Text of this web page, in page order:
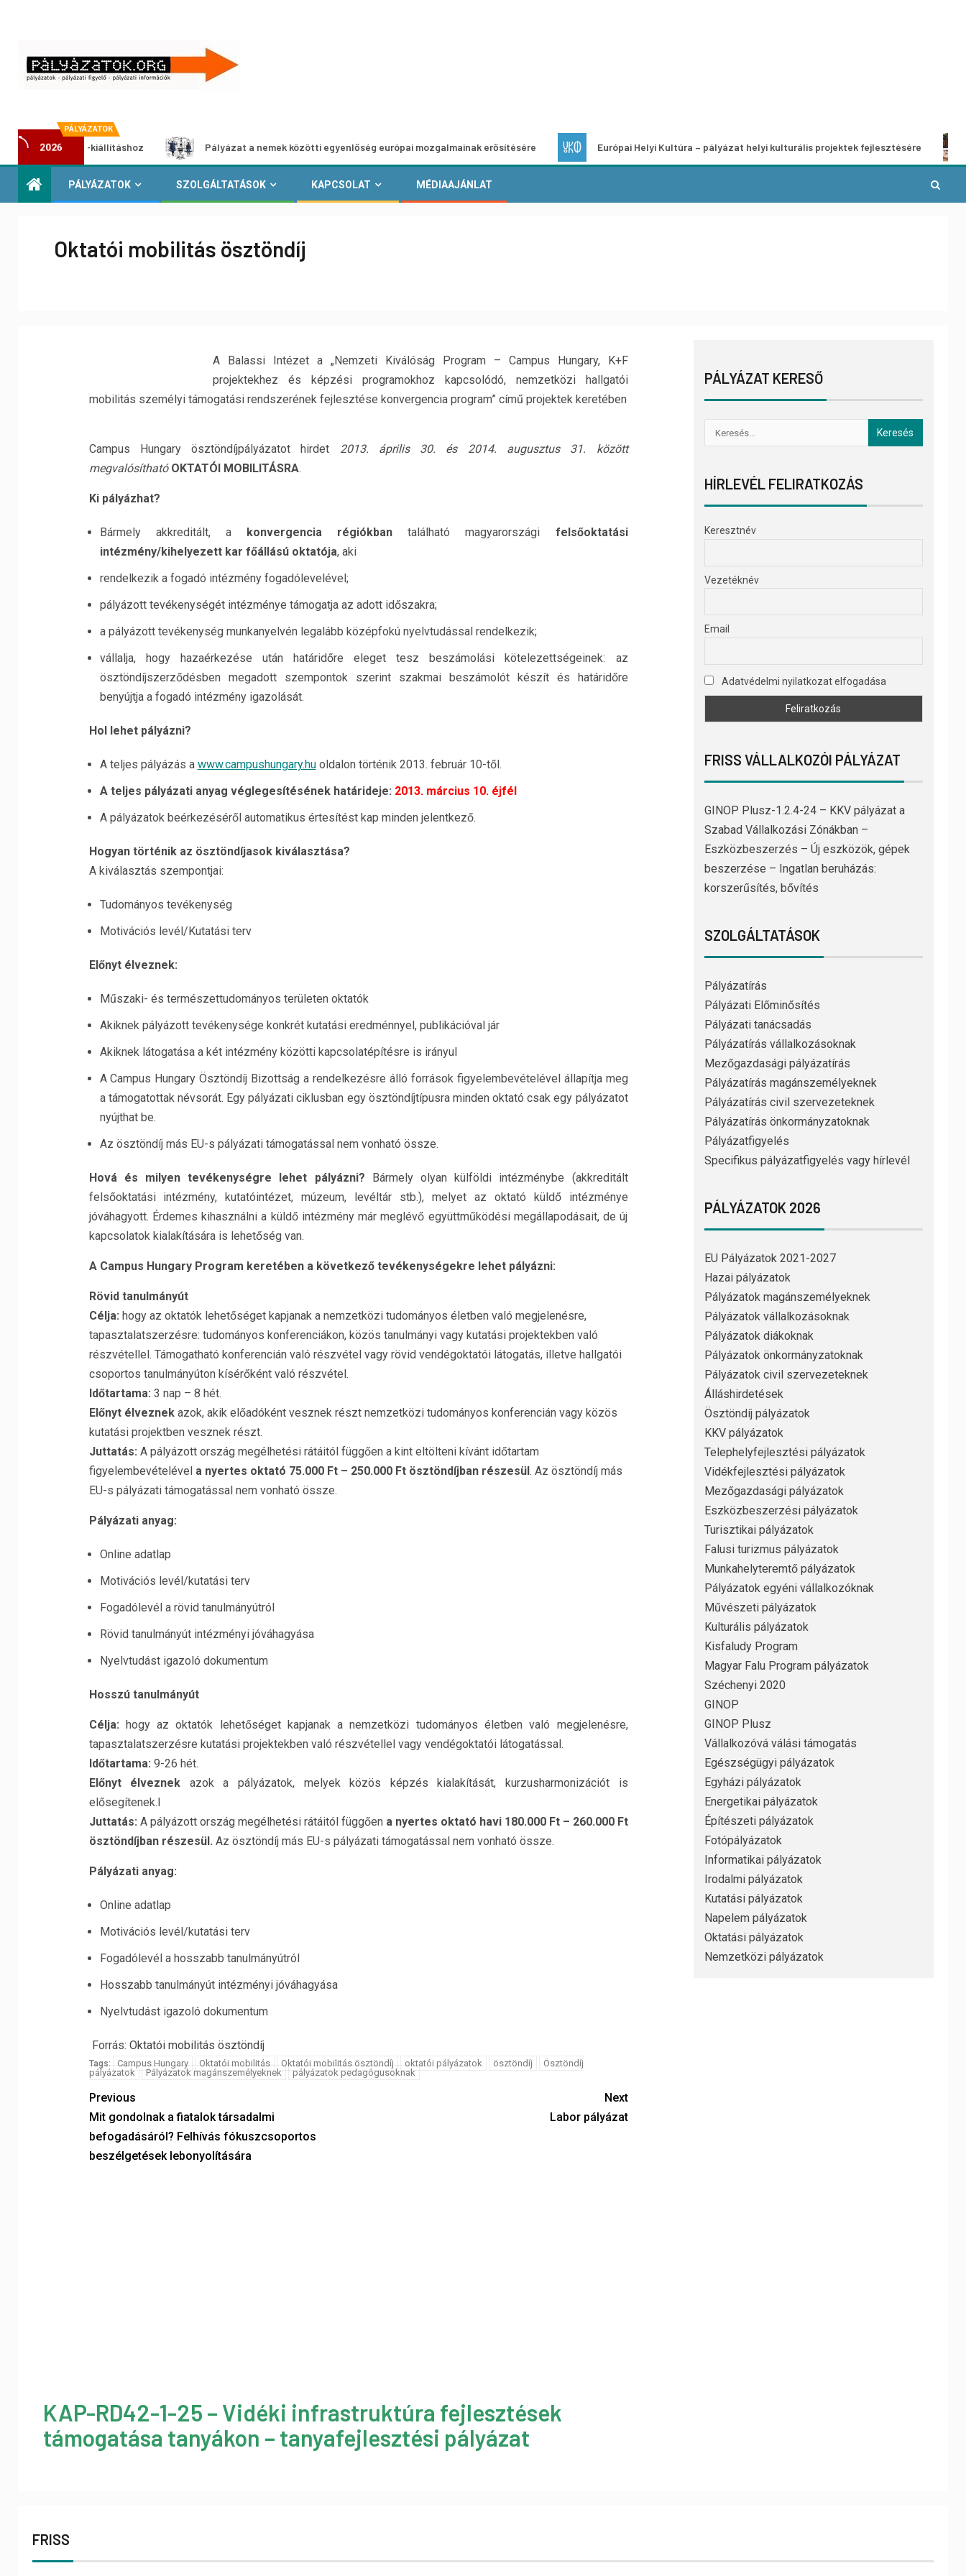
PÁLYÁZATOK
2026
kiállításhoz Pályázat a nemek közötti egyenlőség európai mozgalmainak erősítésére Európai Helyi Kultúra – pályázat helyi kulturális projektek fejlesztésére A
PÁLYÁZATOK SZOLGÁLTATÁSOK KAPCSOLAT MÉDIAAJÁNLAT
Oktatói mobilitás ösztöndíj
A Balassi Intézet a „Nemzeti Kiválóság Program – Campus Hungary, K+F
projektekhez és képzési programokhoz kapcsolódó, nemzetközi hallgatói
mobilitás személyi támogatási rendszerének fejlesztése konvergencia program” című projektek keretében
Campus Hungary ösztöndíjpályázatot hirdet 2013. április 30. és 2014. augusztus 31. között
megvalósítható OKTATÓI MOBILITÁSRA.
Ki pályázhat?
Bármely akkreditált, a konvergencia régiókban található magyarországi felsőoktatási
intézmény/kihelyezett kar főállású oktatója, aki
rendelkezik a fogadó intézmény fogadólevelével;
pályázott tevékenységét intézménye támogatja az adott időszakra;
a pályázott tevékenység munkanyelvén legalább középfokú nyelvtudással rendelkezik;
vállalja, hogy hazaérkezése után határidőre eleget tesz beszámolási kötelezettségeinek: az
ösztöndíjszerződésben megadott szempontok szerint szakmai beszámolót készít és határidőre
benyújtja a fogadó intézmény igazolását.
Hol lehet pályázni?
A teljes pályázás a www.campushungary.huoldalon történik 2013. február 10-től.
A teljes pályázati anyag véglegesítésének határideje: 2013. március 10. éjfél
A pályázatok beérkezéséről automatikus értesítést kap minden jelentkező.
Hogyan történik az ösztöndíjasok kiválasztása?
A kiválasztás szempontjai:
Tudományos tevékenység
Motivációs levél/Kutatási terv
Előnyt élveznek:
Műszaki- és természettudományos területen oktatók
Akiknek pályázott tevékenysége konkrét kutatási eredménnyel, publikációval jár
Akiknek látogatása a két intézmény közötti kapcsolatépítésre is irányul
A Campus Hungary Ösztöndíj Bizottság a rendelkezésre álló források figyelembevételével állapítja meg
a támogatottak névsorát. Egy pályázati ciklusban egy ösztöndíjtípusra minden oktató csak egy pályázatot
nyújthat be.
Az ösztöndíj más EU-s pályázati támogatással nem vonható össze.
Hová és milyen tevékenységre lehet pályázni? Bármely olyan külföldi intézménybe (akkreditált
felsőoktatási intézmény, kutatóintézet, múzeum, levéltár stb.), melyet az oktató küldő intézménye
jóváhagyott. Érdemes kihasználni a küldő intézmény már meglévő együttműködési megállapodásait, de új
kapcsolatok kialakítására is lehetőség van.
A Campus Hungary Program keretében a következő tevékenységekre lehet pályázni:
Rövid tanulmányút
Célja: hogy az oktatók lehetőséget kapjanak a nemzetközi tudományos életben való megjelenésre,
tapasztalatszerzésre: tudományos konferenciákon, közös tanulmányi vagy kutatási projektekben való
részvétellel. Támogatható konferencián való részvétel vagy rövid vendégoktatói látogatás, illetve hallgatói
csoportos tanulmányúton kísérőként való részvétel.
Időtartama: 3 nap – 8 hét.
Előnyt élveznekazok, akik előadóként vesznek részt nemzetközi tudományos konferencián vagy közös
kutatási projektben vesznek részt.
Juttatás: A pályázott ország megélhetési rátáitól függően a kint eltölteni kívánt időtartam
figyelembevételével a nyertes oktató 75.000 Ft – 250.000 Ft ösztöndíjban részesül. Az ösztöndíj más
EU-s pályázati támogatással nem vonható össze.
Pályázati anyag:
Online adatlap
Motivációs levél/kutatási terv
Fogadólevél a rövid tanulmányútról
Rövid tanulmányút intézményi jóváhagyása
Nyelvtudást igazoló dokumentum
Hosszú tanulmányút
Célja: hogy az oktatók lehetőséget kapjanak a nemzetközi tudományos életben való megjelenésre,
tapasztalatszerzésre kutatási projektekben való részvétellel vagy vendégoktatói látogatással.
Időtartama: 9-26 hét.
Előnyt élveznek azok a pályázatok, melyek közös képzés kialakítását, kurzusharmonizációt is
elősegítenek.l
Juttatás: A pályázott ország megélhetési rátáitól függően a nyertes oktató havi 180.000 Ft – 260.000 Ft
ösztöndíjban részesül. Az ösztöndíj más EU-s pályázati támogatással nem vonható össze.
Pályázati anyag:
Online adatlap
Motivációs levél/kutatási terv
Fogadólevél a hosszabb tanulmányútról
Hosszabb tanulmányút intézményi jóváhagyása
Nyelvtudást igazoló dokumentum
Forrás: Oktatói mobilitás ösztöndíj
Tags: Campus Hungary Oktatói mobilitás Oktatói mobilitás ösztöndíj oktatói pályázatok ösztöndíj
Ösztöndíj
pályázatok
Pályázatok magánszemélyeknek pályázatok pedagógusoknak
Previous
Mit gondolnak a fiatalok társadalmi
befogadásáról? Felhívás fókuszcsoportos
beszélgetések lebonyolítására
Next
Labor pályázat
KAP-RD42-1-25 – Vidéki infrastruktúra fejlesztések
támogatása tanyákon – tanyafejlesztési pályázat
PÁLYÁZAT KERESŐ
HÍRLEVÉL FELIRATKOZÁS
Keresztnév
Vezetéknév
Email
Adatvédelmi nyilatkozat elfogadása
FRISS VÁLLALKOZÓI PÁLYÁZAT
GINOP Plusz-1.2.4-24 – KKV pályázat a
Szabad Vállalkozási Zónákban –
Eszközbeszerzés – Új eszközök, gépek
beszerzése – Ingatlan beruházás:
korszerűsítés, bővítés
SZOLGÁLTATÁSOK
Pályázatírás
Pályázati Előminősítés
Pályázati tanácsadás
Pályázatírás vállalkozásoknak
Mezőgazdasági pályázatírás
Pályázatírás magánszemélyeknek
Pályázatírás civil szervezeteknek
Pályázatírás önkormányzatoknak
Pályázatfigyelés
Specifikus pályázatfigyelés vagy hírlevél
PÁLYÁZATOK 2026
EU Pályázatok 2021-2027
Hazai pályázatok
Pályázatok magánszemélyeknek
Pályázatok vállalkozásoknak
Pályázatok diákoknak
Pályázatok önkormányzatoknak
Pályázatok civil szervezeteknek
Álláshirdetések
Ösztöndíj pályázatok
KKV pályázatok
Telephelyfejlesztési pályázatok
Vidékfejlesztési pályázatok
Mezőgazdasági pályázatok
Eszközbeszerzési pályázatok
Turisztikai pályázatok
Falusi turizmus pályázatok
Munkahelyteremtő pályázatok
Pályázatok egyéni vállalkozóknak
Művészeti pályázatok
Kulturális pályázatok
Kisfaludy Program
Magyar Falu Program pályázatok
Széchenyi 2020
GINOP
GINOP Plusz
Vállalkozóvá válási támogatás
Egészségügyi pályázatok
Egyházi pályázatok
Energetikai pályázatok
Építészeti pályázatok
Fotópályázatok
Informatikai pályázatok
Irodalmi pályázatok
Kutatási pályázatok
Napelem pályázatok
Oktatási pályázatok
Nemzetközi pályázatok
FRISS